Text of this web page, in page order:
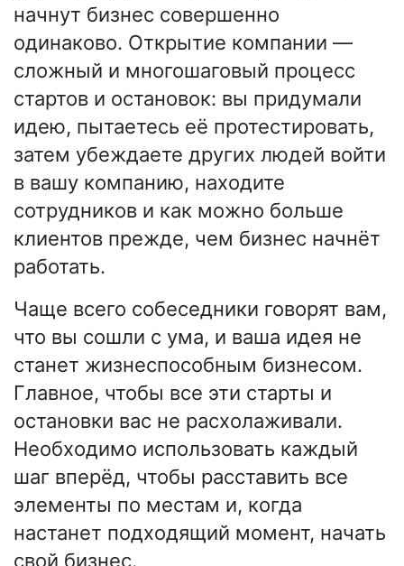
начнут бизнес совершенно
одинаково. Открытие компании —
сложный и многошаговый процесс
стартов и остановок: вы придумали
идею, пытаетесь её протестировать,
затем убеждаете других людей войти
в вашу компанию, находите
сотрудников и как можно больше
клиентов прежде, чем бизнес начнёт
работать.
Чаще всего собеседники говорят вам,
что вы сошли с ума, и ваша идея не
станет жизнеспособным бизнесом.
Главное, чтобы все эти старты и
остановки вас не расхолаживали.
Необходимо использовать каждый
шаг вперёд, чтобы расставить все
элементы по местам и, когда
настанет подходящий момент, начать
свой бизнес.